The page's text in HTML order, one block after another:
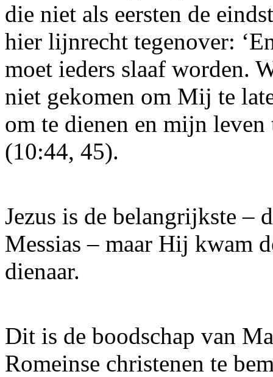
die niet als eersten de
hier lijnrecht tegenover:
moet ieders slaaf worden.
niet gekomen om Mij te
om te dienen en mijn leven
(10:44, 45).
Jezus is de belangrijkste –
Messias – maar Hij kwam
dienaar.
Dit is de boodschap van
Romeinse christenen te